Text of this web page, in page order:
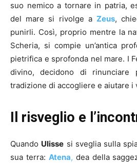
suo nemico a tornare in patria,
del mare si rivolge aZeus,
punirli. Così, proprio mentre la
Scheria, si compie un’antica
pietrifica e sprofonda nel mare. I
divino, decidono di rinunciare
tradizione di accogliere e aiutare i
Il risveglio e
Quando Ulisse si sveglia sulla
sua terra: Atena, dea della